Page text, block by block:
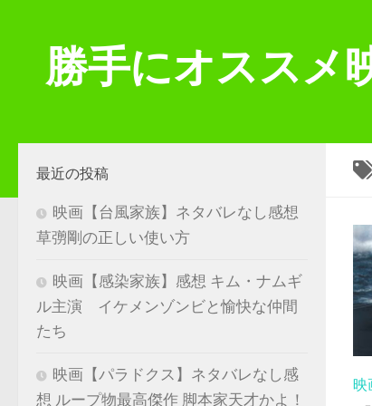
勝手にオススメ
映
最近の投稿
映画【台風家族】ネタバレなし感想
草彅剛の正しい使い方
映画【感染家族】感想 キム・ナムギ
ル主演 イケメンゾンビと愉快な仲間
たち
映画【パラドクス】ネタバレなし感
想 ループ物最高傑作 脚本家天才かよ！